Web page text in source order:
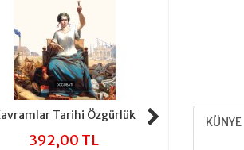
Tarihi Özgürlük
392,00 TL
Kavramlar
KÜNYE